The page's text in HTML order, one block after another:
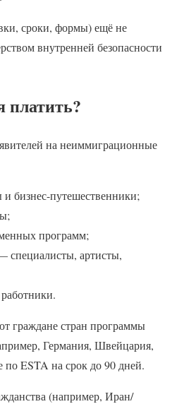
сроки, формы) ещё не
внутренней безопасности
платить?
на неиммиграционные
бизнес-путешественники;
программ;
специалисты, артисты,
граждане стран программы
Германия, Швейцария,
ESTA на срок до 90 дней.
(например, Иран/